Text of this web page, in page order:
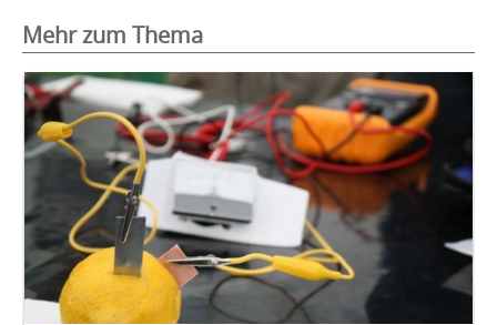
Mehr zum Thema